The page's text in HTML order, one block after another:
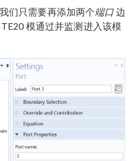
们只需要再添加两个端口 边
模通过并监测进入该模